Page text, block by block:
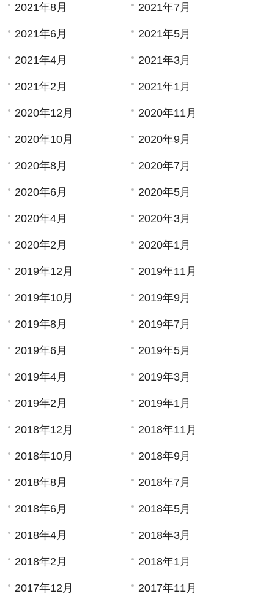
2021年8月 2021年7月
2021年6月 2021年5月
2021年4月 2021年3月
2021年2月 2021年1月
2020年12月 2020年11月
2020年10月 2020年9月
2020年8月 2020年7月
2020年6月 2020年5月
2020年4月 2020年3月
2020年2月 2020年1月
2019年12月 2019年11月
2019年10月 2019年9月
2019年8月 2019年7月
2019年6月 2019年5月
2019年4月 2019年3月
2019年2月 2019年1月
2018年12月 2018年11月
2018年10月 2018年9月
2018年8月 2018年7月
2018年6月 2018年5月
2018年4月 2018年3月
2018年2月 2018年1月
2017年12月 2017年11月